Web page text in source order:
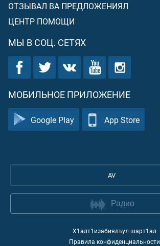
ОТЗЫВАЛ ВА ПРЕДЛОЖЕНИЯЛ
ЦЕНТР ПОМОЩИ
МЫ В СОЦ. СЕТЯХ
МОБИЛЬНОЕ ПРИЛОЖЕНИЕ
Google Play App Store
AV
Радио
Х1алт1изабиялъул шарт1ал
Правила конфиденциальности